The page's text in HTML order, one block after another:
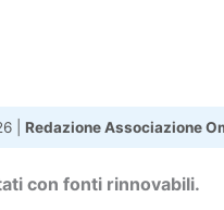
| Redazione Associazione
con fonti rinnovabili.